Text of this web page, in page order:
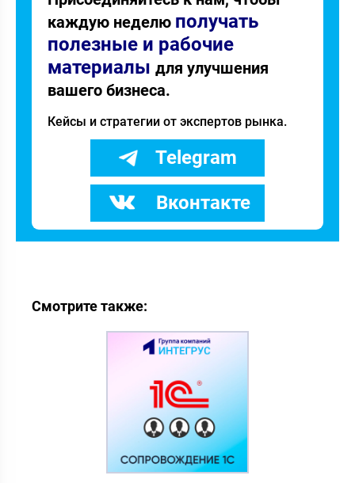
каждую неделю получать
полезные и рабочие
материалы для улучшения
вашего бизнеса.
Кейсы и стратегии от экспертов рынка.
Telegram
Вконтакте
Смотрите также: